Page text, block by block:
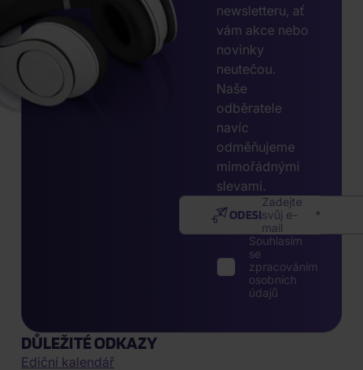
newsletteru, ať
vám akce nebo
novinky
neutečou.
Naše
odběratele
navíc
odměňujeme
mimořádnými
slevami.
Zadejte
svůj e-
mail
ODESLAT
Souhlasím
se
zpracováním
osobních
údajů
DŮLEŽITÉ ODKAZY
Ediční kalendář